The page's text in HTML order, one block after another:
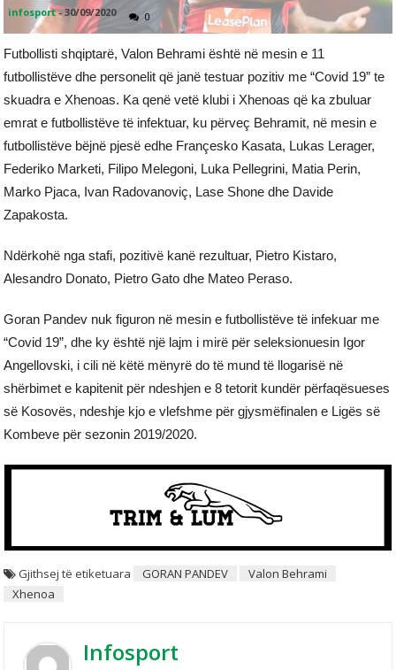
infosport -30/09/2020 0
Futbollisti shqiptarë, Valon Behrami është në mesin e 11
futbollistëve dhe personelit që janë testuar pozitiv me “Covid 19” te
skuadra e Xhenoas. Ka qenë vetë klubi i Xhenoas që ka zbuluar
emrat e futbollistëve të infektuar, ku përveç Behramit, në mesin e
futbollistëve bëjnë pjesë edhe Françesko Kasata, Lukas Lerager,
Federiko Marketi, Filipo Melegoni, Luka Pellegrini, Matia Perin,
Marko Pjaca, Ivan Radovanoviç, Lase Shone dhe Davide
Zapakosta.
Ndërkohë nga stafi, pozitivë kanë rezultuar, Pietro Kistaro,
Alesandro Donato, Pietro Gato dhe Mateo Peraso.
Goran Pandev nuk figuron në mesin e futbollistëve të infekuar me
“Covid 19”, dhe ky është një lajm i mirë për seleksionuesin Igor
Angellovski, i cili në këtë mënyrë do të mund të llogarisë në
shërbimet e kapitenit për ndeshjen e 8 tetorit kundër përfaqësueses
së Kosovës, ndeshje kjo e vlefshme për gjysmëfinalen e Ligës së
Kombeve për sezonin 2019/2020.
Gjithsej të etiketuara GORAN PANDEV
Valon Behrami
Xhenoa
Infosport